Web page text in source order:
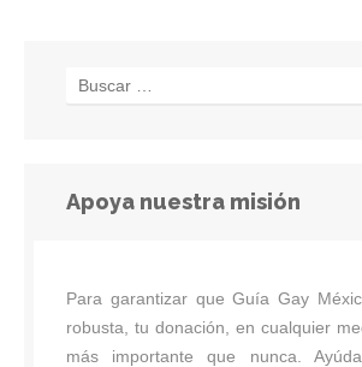
Apoya nuestra misión
Para garantizar que Guía Gay
robusta, tu donación, en cualquier
más importante que nunca.